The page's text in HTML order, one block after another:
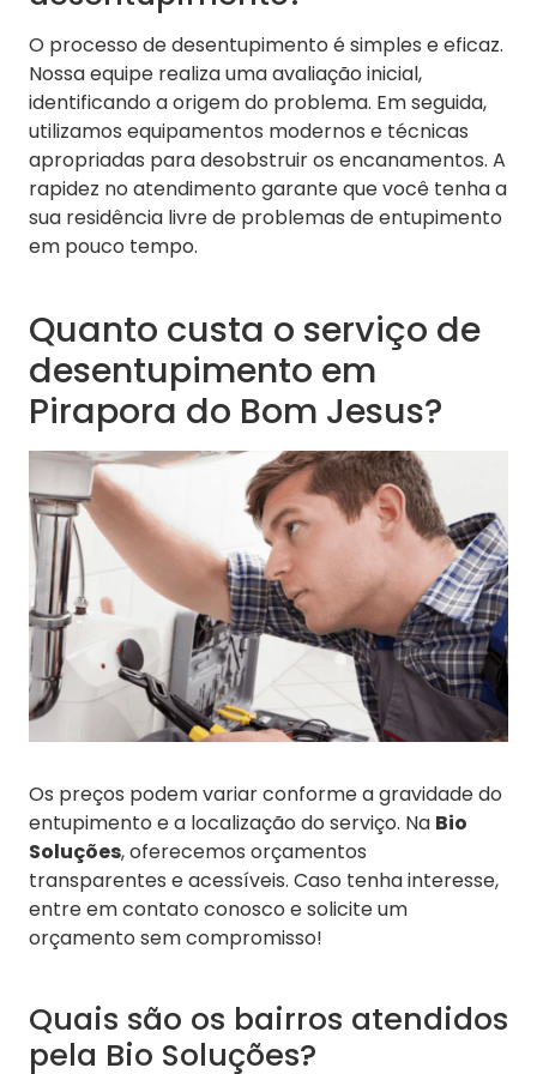
O processo de desentupimento é simples e eficaz.
Nossa equipe realiza uma avaliação inicial,
identificando a origem do problema. Em seguida,
utilizamos equipamentos modernos e técnicas
apropriadas para desobstruir os encanamentos. A
rapidez no atendimento garante que você tenha a
sua residência livre de problemas de entupimento
em pouco tempo.
Quanto custa o serviço de
desentupimento em
Pirapora do Bom Jesus?
Os preços podem variar conforme a gravidade do
entupimento e a localização do serviço. Na Bio
Soluções, oferecemos orçamentos
transparentes e acessíveis. Caso tenha interesse,
entre em contato conosco e solicite um
orçamento sem compromisso!
Quais são os bairros atendidos
pela Bio Soluções?